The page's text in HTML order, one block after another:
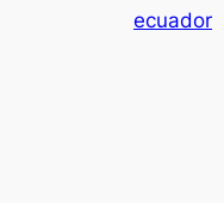
ecuador